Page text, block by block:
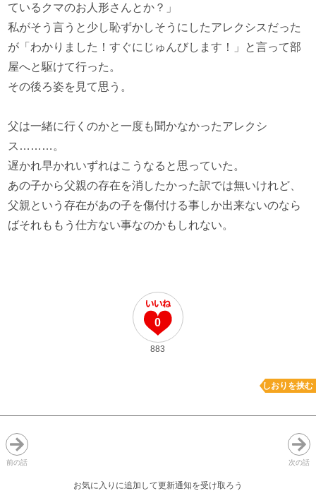
ているクマのお人形さんとか？」
私がそう言うと少し恥ずかしそうにしたアレクシスだった
が「わかりました！すぐにじゅんびします！」と言って部
屋へと駆けて行った。
その後ろ姿を見て思う。
父は一緒に行くのかと一度も聞かなかったアレクシ
ス………。
遅かれ早かれいずれはこうなると思っていた。
あの子から父親の存在を消したかった訳では無いけれど、
父親という存在があの子を傷付ける事しか出来ないのなら
ばそれももう仕方ない事なのかもしれない。
0
883
しおりを挟む
前の話 次の話
お気に入りに追加して更新通知を受け取ろう